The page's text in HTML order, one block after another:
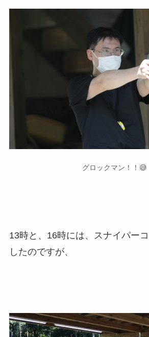
グロックマン！！😅
13時と、16時には、スナイパー
したのですが、